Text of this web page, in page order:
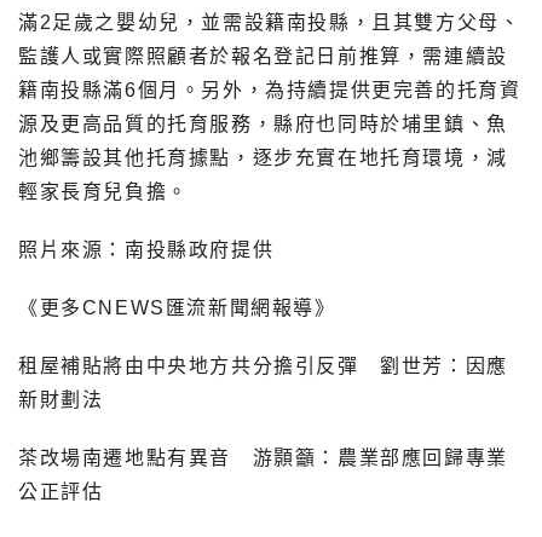
滿2足歲之嬰幼兒，並需設籍南投縣，且其雙方父母、
監護人或實際照顧者於報名登記日前推算，需連續設
籍南投縣滿6個月。另外，為持續提供更完善的托育資
源及更高品質的托育服務，縣府也同時於埔里鎮、魚
池鄉籌設其他托育據點，逐步充實在地托育環境，減
輕家長育兒負擔。
照片來源：南投縣政府提供
《更多CNEWS匯流新聞網報導》
租屋補貼將由中央地方共分擔引反彈 劉世芳：因應
新財劃法
茶改場南遷地點有異音 游顥籲：農業部應回歸專業
公正評估